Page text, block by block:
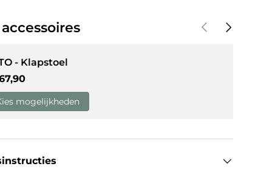
Vorige Volgende
- Klapstoel
prijs
mogelijkheden